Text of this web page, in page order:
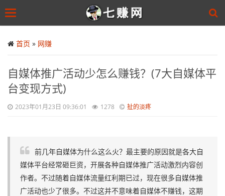
to
main
Toggle
首页 » 网赚
自媒体推广活动少怎么赚钱？(7大自媒体平
台变现方式)
2023年01月23日 09:36:01 1278 扯的淡疼
前几年自媒体为什么这么火？最主要的原因就是各大自
媒体平台经常砸巨资，开展各种自媒体推广活动激烈内容创
作者。不过随着自媒体流量红利期已过，现在很多自媒体推
广活动也少了很多。不过这并不意味着自媒体不赚钱，这期